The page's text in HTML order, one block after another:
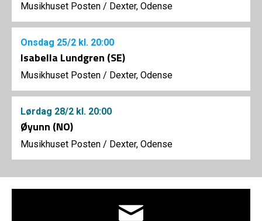
Musikhuset Posten / Dexter, Odense
Onsdag 25/2 kl. 20:00
Isabella Lundgren (SE)
Musikhuset Posten / Dexter, Odense
Lørdag 28/2 kl. 20:00
Øyunn (NO)
Musikhuset Posten / Dexter, Odense